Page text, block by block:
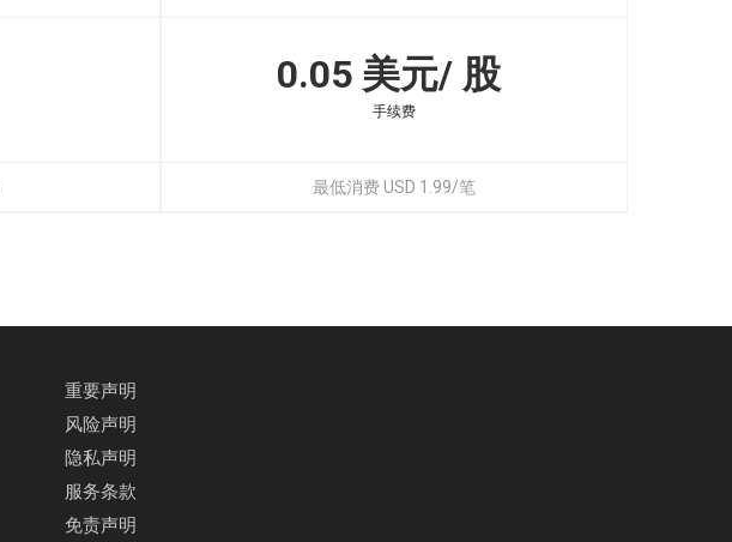
0.05 美元/ 股
手续费
最低消费 USD 1.99/笔
重要声明
风险声明
隐私声明
服务条款
免责声明